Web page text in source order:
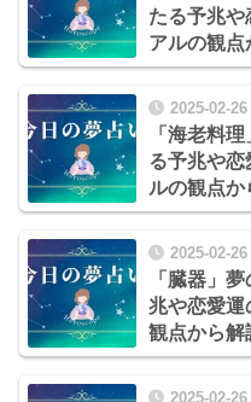
たる予兆や
アルの観点
2025-02-26
「海老料
る予兆や
ルの観点か
2025-02-26
「臓器」
兆や恋愛運
観点から解
2025-02-26